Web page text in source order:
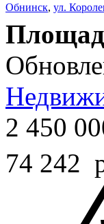
Обнинск, ул.
2 450
74 242